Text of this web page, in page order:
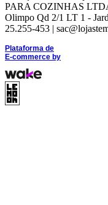
PARA COZINHAS
Olimpo Qd 2/1 LT 1 -
25.255-453 |
Plataforma de
E-commerce by